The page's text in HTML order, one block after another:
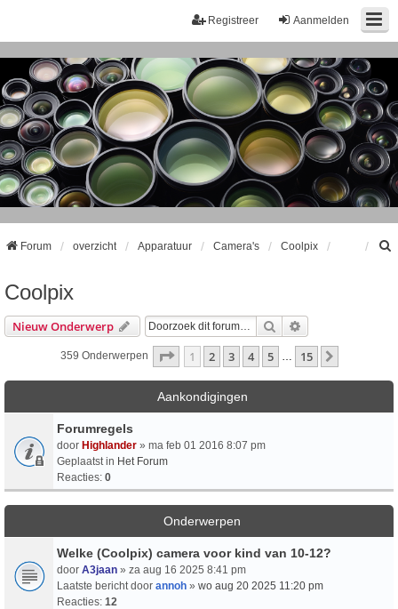
Aanmelden
Registreer
Forum overzicht Apparatuur Camera's Coolpix
Coolpix
Nieuw Onderwerp Zoek
359 Onderwerpen Pagina Van15
1 2 3 4 5 15
Aankondigingen
Forumregels
door Highlander » ma feb 01 2016 8:07 pm
Geplaatst in Het Forum
Reacties: 0
Onderwerpen
Welke (Coolpix) camera voor kind van 10-12?
door A3jaan » za aug 16 2025 8:41 pm
Laatste bericht door annoh » wo aug 20 2025 11:20 pm
Reacties: 12